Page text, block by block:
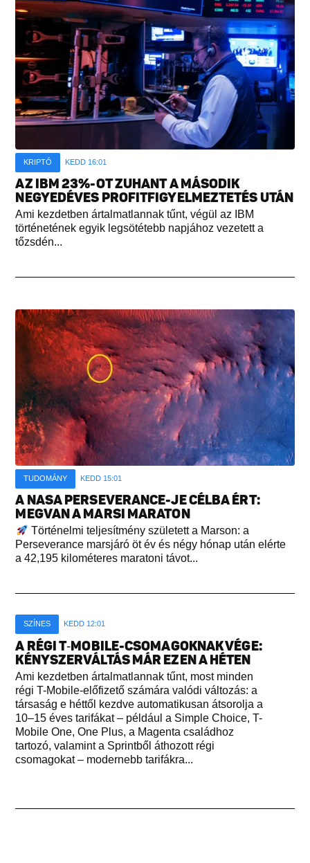
KRIPTÓ KEDD 16:01
AZ IBM 23%-OT ZUHANT A MÁSODIK
NEGYEDÉVES PROFITFIGYELMEZTETÉS UTÁN
Ami kezdetben ártalmatlannak tűnt, végül az IBM
történetének egyik legsötétebb napjához vezetett a
tőzsdén...
TUDOMÁNY KEDD 15:01
A NASA PERSEVERANCE-JE CÉLBA ÉRT:
MEGVAN A MARSI MARATON
Történelmi teljesítmény született a Marson: a
Perseverance marsjáró öt év és négy hónap után elérte
a 42,195 kilométeres maratoni távot...
SZÍNES KEDD 12:01
A RÉGI T‑MOBILE-CSOMAGOKNAK VÉGE:
KÉNYSZERVÁLTÁS MÁR EZEN A HÉTEN
Ami kezdetben ártalmatlannak tűnt, most minden
régi T-Mobile-előfizető számára valódi változás: a
társaság e héttől kezdve automatikusan átsorolja a
10–15 éves tarifákat – például a Simple Choice, T-
Mobile One, One Plus, a Magenta családhoz
tartozó, valamint a Sprintből áthozott régi
csomagokat – modernebb tarifákra...